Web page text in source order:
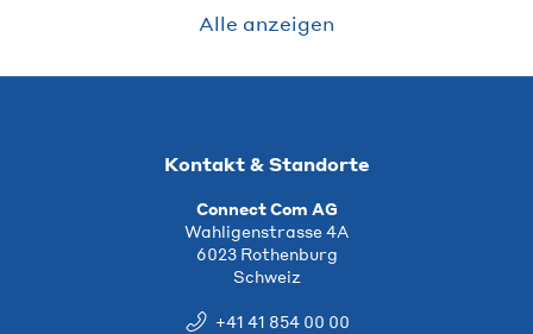
Alle anzeigen
Kontakt & Standorte
Connect Com AG
Wahligenstrasse 4A
6023 Rothenburg
Schweiz
+41 41 854 00 00